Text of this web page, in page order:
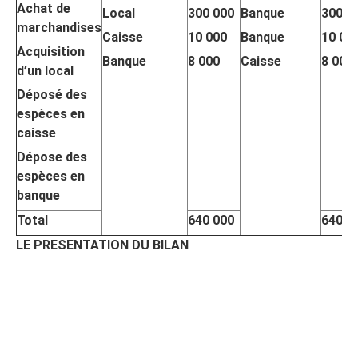
Achat de
marchandises
Acquisition
d’un local
Déposé des
espèces en
caisse
Dépose des
espèces en
banque
Local
Caisse
Banque
300 000
10 000
8 000
Banque
Banque
Caisse
300
10
8 000
Total 640 000
640
LE PRESENTATION DU BILAN